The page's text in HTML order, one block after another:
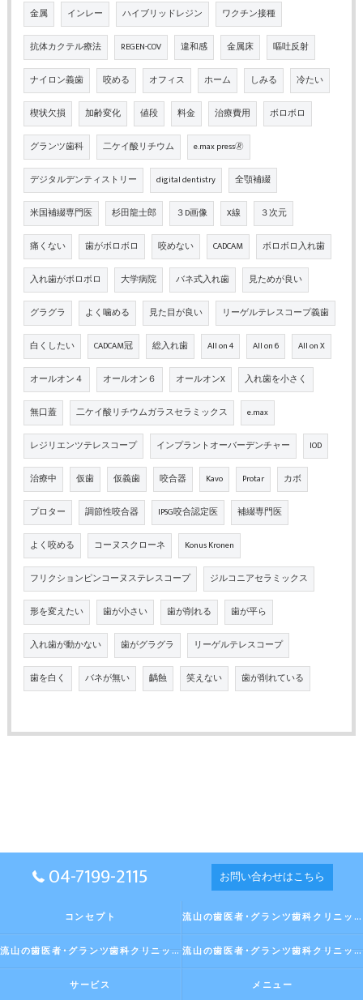
金属 インレー ハイブリッドレジン ワクチン接種
抗体カクテル療法 REGEN-COV 違和感 金属床 嘔吐反射
ナイロン義歯 咬める オフィス ホーム しみる 冷たい
楔状欠損 加齢変化 値段 料金 治療費用 ボロボロ
グランツ歯科 二ケイ酸リチウム e.max press🄬
デジタルデンティストリー digital dentistry 全顎補綴
米国補綴専門医 杉田龍士郎 ３D画像 X線 ３次元
痛くない 歯がボロボロ 咬めない CADCAM ボロボロ入れ歯
入れ歯がボロボロ 大学病院 バネ式入れ歯 見ためが良い
グラグラ よく噛める 見た目が良い リーゲルテレスコープ義歯
白くしたい CADCAM冠 総入れ歯 All on 4 All on 6 All on X
オールオン４ オールオン６ オールオンX 入れ歯を小さく
無口蓋 二ケイ酸リチウムガラスセラミックス e.max
レジリエンツテレスコープ インプラントオーバーデンチャー IOD
治療中 仮歯 仮義歯 咬合器 Kavo Protar カボ
プロター 調節性咬合器 IPSG咬合認定医 補綴専門医
よく咬める コーヌスクローネ Konus Kronen
フリクションピンコーヌステレスコープ ジルコニアセラミックス
形を変えたい 歯が小さい 歯が削れる 歯が平ら
入れ歯が動かない 歯がグラグラ リーゲルテレスコープ
歯を白く バネが無い 齲蝕 笑えない 歯が削れている
04-7199-2115 お問い合わせはこちら
コンセプト 流山の歯医者･グランツ歯科クリニックの口コミ情報
流山の歯医者･グランツ歯科クリニックの評判 流山の歯医者･グランツ歯科クリニックのお客様の声
サービス メニュー